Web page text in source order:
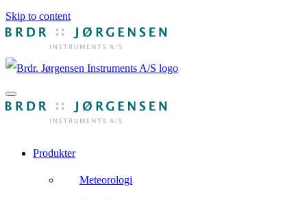
Skip to content
Produkter
Meteorologi